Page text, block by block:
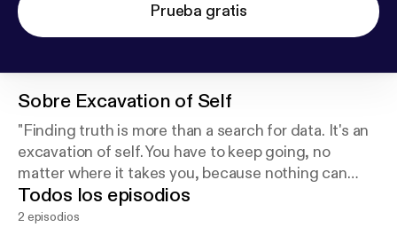
Prueba gratis
Sobre Excavation of Self
"Finding truth is more than a search for data. It's an
excavation of self. You have to keep going, no
matter where it takes you, because nothing can
stay hidden forever." (Altered Carbon)
Todos los episodios
2 episodios